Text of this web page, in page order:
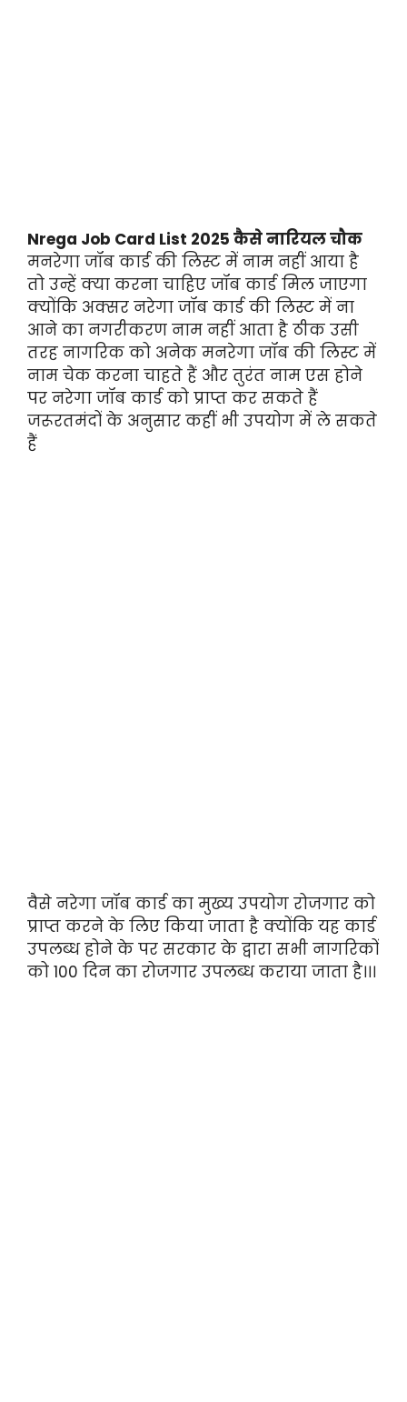
Nrega Job Card List 2025 कैसे नारियल चौक
मनरेगा जॉब कार्ड की लिस्ट में नाम नहीं आया है
तो उन्हें क्या करना चाहिए जॉब कार्ड मिल जाएगा
क्योंकि अक्सर नरेगा जॉब कार्ड की लिस्ट में ना
आने का नगरीकरण नाम नहीं आता है ठीक उसी
तरह नागरिक को अनेक मनरेगा जॉब की लिस्ट में
नाम चेक करना चाहते हैं और तुरंत नाम एस होने
पर नरेगा जॉब कार्ड को प्राप्त कर सकते हैं
जरूरतमंदों के अनुसार कहीं भी उपयोग में ले सकते
हैं
वैसे नरेगा जॉब कार्ड का मुख्य उपयोग रोजगार को
प्राप्त करने के लिए किया जाता है क्योंकि यह कार्ड
उपलब्ध होने के पर सरकार के द्वारा सभी नागरिकों
को 100 दिन का रोजगार उपलब्ध कराया जाता है।।।